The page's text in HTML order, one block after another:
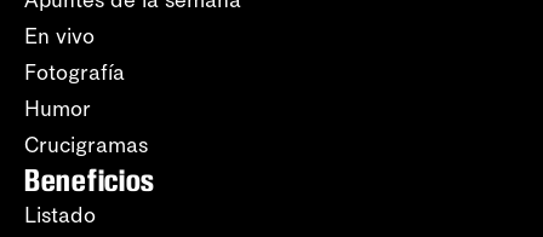
En vivo
Fotografía
Humor
Crucigramas
Beneficios
Listado